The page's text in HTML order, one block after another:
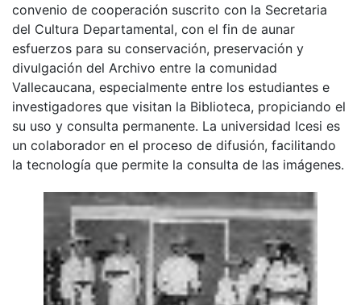
convenio de cooperación suscrito con la Secretaria
del Cultura Departamental, con el fin de aunar
esfuerzos para su conservación, preservación y
divulgación del Archivo entre la comunidad
Vallecaucana, especialmente entre los estudiantes e
investigadores que visitan la Biblioteca, propiciando el
su uso y consulta permanente. La universidad Icesi es
un colaborador en el proceso de difusión, facilitando
la tecnología que permite la consulta de las imágenes.